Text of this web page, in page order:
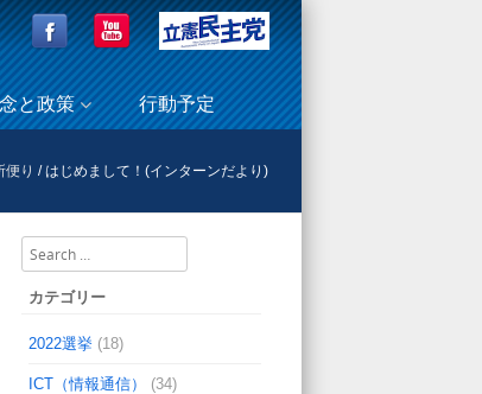
と政策 行動予定
便り /はじめまして！(インターンだより)
Search
カテゴリー
2022選挙 (18)
ICT（情報通信） (34)